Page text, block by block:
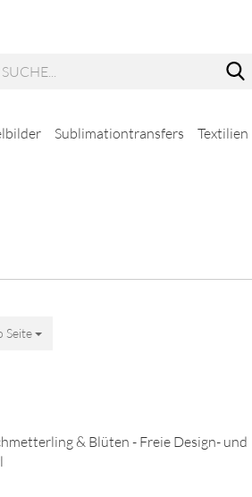
Sublimationtransfers Textilien
Seite
& Blüten - Freie Design- und